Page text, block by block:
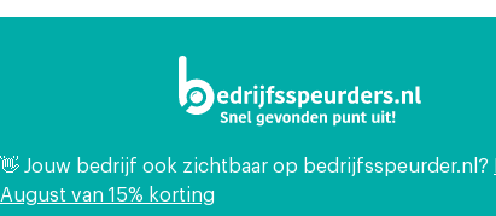
👋 Jouw bedrijf ook zichtbaar op bedrijfsspeurder.nl?
August van 15% korting